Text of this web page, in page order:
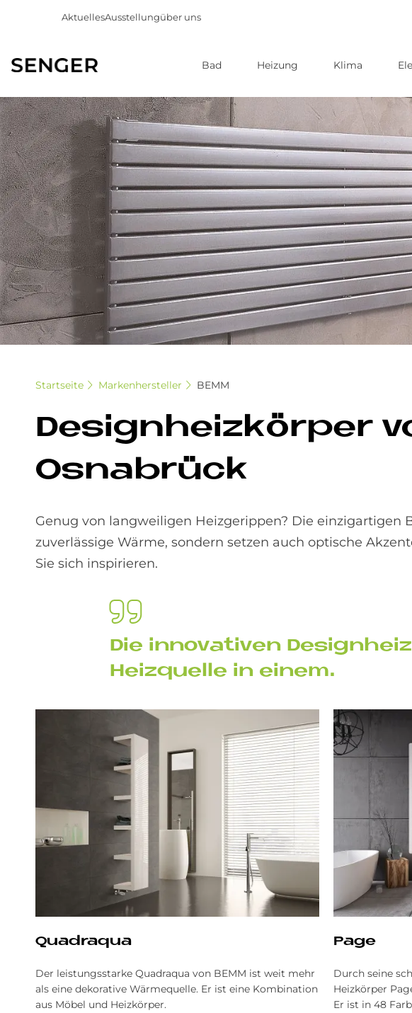
Direkt
zum
Inhalt
AktuellesAusstellungüber uns
Bad Heizung Klima
Startseite Markenhersteller BEMM
De­sign­heiz­kör­per
Os­na­brück
Genug von langweiligen Heizgerippen? Die
zuverlässige Wärme, sondern setzen auch optische
Sie sich inspirieren.
Die in­no­va­ti­ven
Heiz­quel­le in ei­nem.
Qua­draqua
Der leistungsstarke Quadraqua von BEMM ist weit mehr
als eine dekorative Wärmequelle. Er ist eine Kombination
aus Möbel und Heizkörper.
Page
Durch seine
Heizkörper
Er ist in 48